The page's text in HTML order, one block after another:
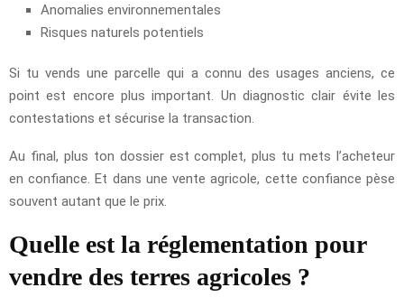
Anomalies environnementales
Risques naturels potentiels
Si tu vends une parcelle qui a connu des usages anciens, ce
point est encore plus important. Un diagnostic clair évite les
contestations et sécurise la transaction.
Au final, plus ton dossier est complet, plus tu mets l’acheteur
en confiance. Et dans une vente agricole, cette confiance pèse
souvent autant que le prix.
Quelle est la réglementation pour
vendre des terres agricoles ?